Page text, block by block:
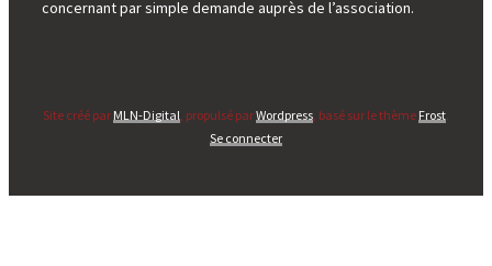
concernant par simple demande auprès de l’association.
Site créé par MLN-Digital , propulsé parWordpress , basé sur le thème Frost.
Se connecter